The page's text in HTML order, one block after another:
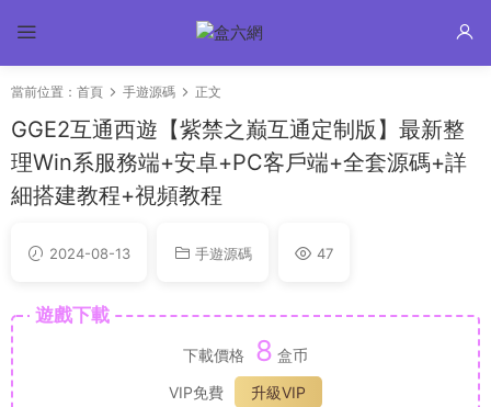
當前位置： 首頁 手遊源碼 正文
GGE2互通西遊【紫禁之巅互通定制版】最新整
理Win系服務端+安卓+PC客戶端+全套源碼+詳
細搭建教程+視頻教程
2024-08-13 手遊源碼 47
遊戲下載
下載價格 8 盒币
VIP免費
升級VIP